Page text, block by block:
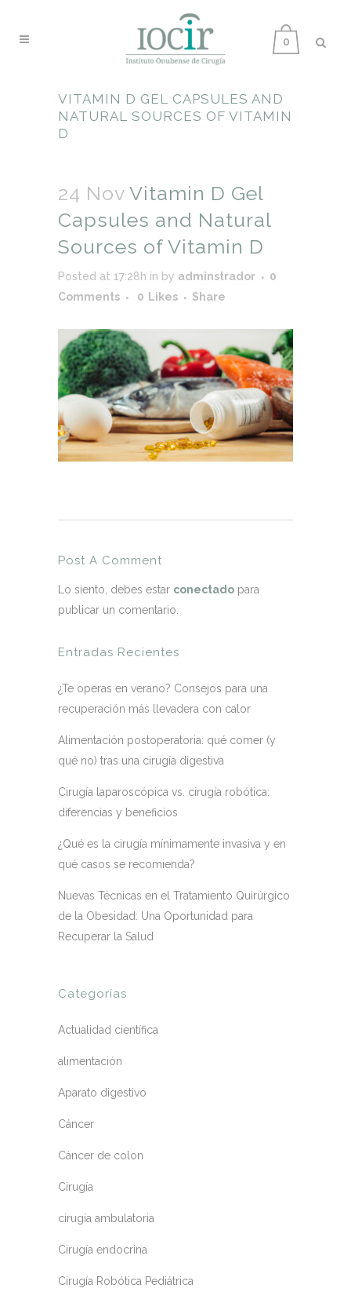
0
VITAMIN D GEL CAPSULES AND
NATURAL SOURCES OF VITAMIN
D
24 Nov Vitamin D Gel
Capsules and Natural
Sources of Vitamin D
Posted at 17:28h in by adminstrador
0
Comments
0 Likes Share
Post A Comment
Lo siento, debes estar conectado para
publicar un comentario.
Entradas Recientes
¿Te operas en verano? Consejos para una
recuperación más llevadera con calor
Alimentación postoperatoria: qué comer (y
qué no) tras una cirugía digestiva
Cirugía laparoscópica vs. cirugía robótica:
diferencias y beneficios
¿Qué es la cirugía mínimamente invasiva y en
qué casos se recomienda?
Nuevas Técnicas en el Tratamiento Quirúrgico
de la Obesidad: Una Oportunidad para
Recuperar la Salud
Categorías
Actualidad científica
alimentación
Aparato digestivo
Cáncer
Cáncer de colon
Cirugía
cirugía ambulatoria
Cirugía endocrina
Cirugía Robótica Pediátrica